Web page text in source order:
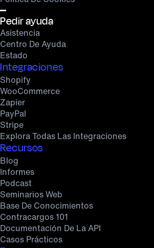
Pedir ayuda
Asistencia
Centro De Ayuda
Estado
Integraciones
Shopify
WooCommerce
Zapier
PayPal
Stripe
Explora Todas Las Integraciones
Recursos
Blog
Informes
Podcast
Seminarios Web
Base De Conocimientos
Contracargos 101
Documentación De La API
Casos Prácticos